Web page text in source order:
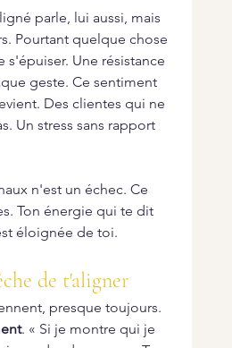
parle, lui aussi, mais
Pourtant quelque chose
Une résistance
geste. Ce sentiment
Des clientes qui ne
Un stress sans rapport
n'est un échec. Ce
Ton énergie qui te dit
éloignée de toi.
de t'aligner
presque toujours.
. « Si je montre qui je